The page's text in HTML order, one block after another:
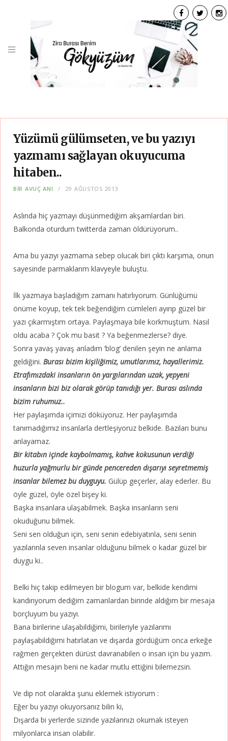
F
a
c
e
T
I
Yüzümü gülümseten, ve bu yazıyı
yazmamı sağlayan okuyucuma
hitaben..
BIR AVUÇ ANI 29 AĞUSTOS 2013
Aslında hiç yazmayı düşünmediğim akşamlardan biri.
Balkonda oturdum twitterda zaman öldürüyorum..
Ama bu yazıyı yazmama sebep olucak biri çıktı karşıma, onun
sayesinde parmaklarım klavyeyle buluştu.
İlk yazmaya başladığım zamanı hatırlıyorum. Günlüğümü
önüme koyup, tek tek beğendiğim cümleleri ayırıp güzel bir
yazı çıkarmıştım ortaya. Paylaşmaya bile korkmuştum. Nasıl
oldu acaba ? Çok mu basit ? Ya beğenmezlerse? diye.
Sonra yavaş yavaş anladım ‘blog’ denilen şeyin ne anlama
geldiğini. Burası bizim kişiliğimiz, umutlarımız, hayallerimiz.
Etrafımızdaki insanların ön yargılarından uzak, yepyeni
insanların bizi biz olarak görüp tanıdığı yer. Burası aslında
bizim ruhumuz..
Her paylaşımda içimizi döküyoruz. Her paylaşımda
tanımadığımız insanlarla dertleşiyoruz belkide. Bazıları bunu
anlayamaz.
Bir kitabın içinde kaybolmamış, kahve kokusunun verdiği
huzurla yağmurlu bir günde pencereden dışarıyı seyretmemiş
insanlar bilemez bu duyguyu. Gülüp geçerler, alay ederler. Bu
öyle güzel, öyle özel bişey ki.
Başka insanlara ulaşabilmek. Başka insanların seni
okuduğunu bilmek.
Seni sen olduğun için, seni senin edebiyatınla, seni senin
yazılarınla seven insanlar olduğunu bilmek o kadar güzel bir
duygu ki..
Belki hiç takip edilmeyen bir blogum var, belkide kendimi
kandırıyorum dediğim zamanlardan birinde aldığım bir mesaja
borçluyum bu yazıyı.
Bana birilerine ulaşabildiğimi, birileriyle yazılarımı
paylaşabildiğimi hatırlatan ve dışarda gördüğüm onca erkeğe
rağmen gerçekten dürüst davranabilen o insan için bu yazım.
Attığın mesajın beni ne kadar mutlu ettiğini bilemezsin.
Ve dip not olarakta şunu eklemek istiyorum :
Eğer bu yazıyı okuyorsanız bilin ki,
Dışarda bi yerlerde sizinde yazılarınızı okumak isteyen
milyonlarca insan olabilir.